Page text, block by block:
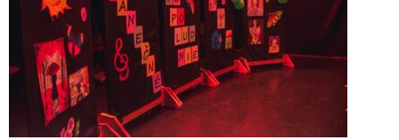
- - ZMLUVY 2022
- - ZMLUVY 2021
- - ZMLUVY 2020